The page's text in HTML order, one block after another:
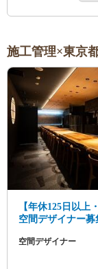
施工管理×東京
【年休125日以上
空間デザイナー
空間デザイナー